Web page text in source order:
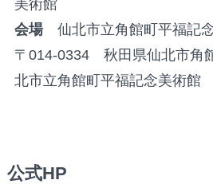
美術館
会場仙北市立角館町平福記
〒014-0334 秋田県仙北市角
北市立角館町平福記念美術館
公式HP